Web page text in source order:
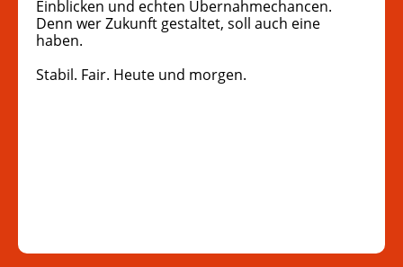
Einblicken und echten Übernahmechancen.
Denn wer Zukunft gestaltet, soll auch eine
haben.
Stabil. Fair. Heute und morgen.